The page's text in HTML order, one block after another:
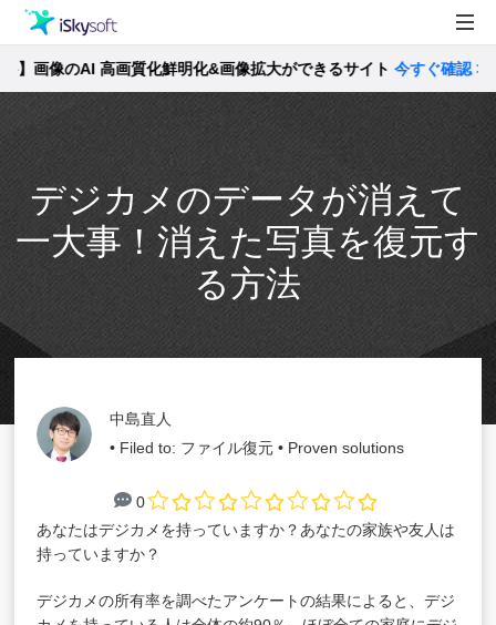
製品
Utility
製品活用事例
ストア
サポート
像のAI 高画質化鮮明化&画像拡大ができるサイト今すぐ確認 >>
デジカメのデータが消えて
一大事！消えた写真を復元す
る方法
中島直人
• Filed to: ファイル復元 • Proven solutions
0
あなたはデジカメを持っていますか？あなたの家族や友人は
持っていますか？
デジカメの所有率を調べたアンケートの結果によると、デジ